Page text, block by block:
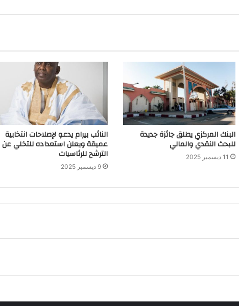
البنك المركزي يطلق جائزة جديدة
للبحث النقدي والمالي
11 ديسمبر 2025
النائب بيرام يدعو لإصلاحات انتخابية
عميقة ويعلن استعداده للتخلي عن
الترشح للرئاسيات
9 ديسمبر 2025